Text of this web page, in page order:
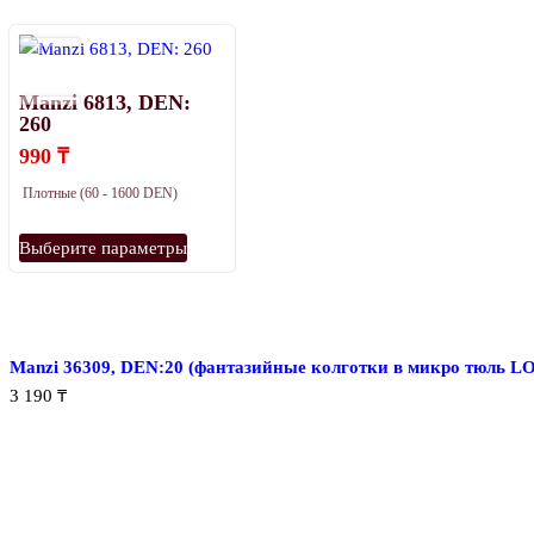
вариаций.
можно
Manzi 6813, DEN:
260
990 ₸
Плотные (60 - 1600 DEN)
Выберите параметры
Этот
товар
Опции
Manzi 36309, DEN:20 (фантазийные колготки в микро тюль
3 190 ₸